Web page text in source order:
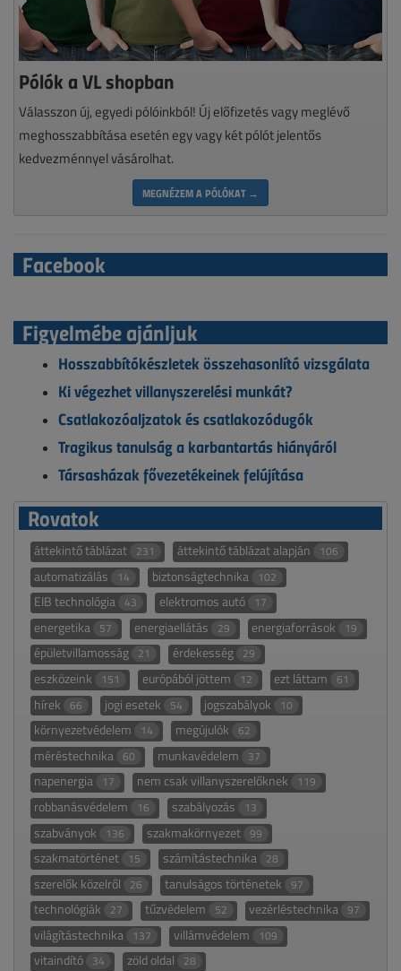
Pólók a VL shopban
Válasszon új, egyedi pólóinkból! Új előfizetés vagy meglévő
meghosszabbítása esetén egy vagy két pólót jelentős
kedvezménnyel vásárolhat.
MEGNÉZEM A PÓLÓKAT →
Facebook
Figyelmébe ajánljuk
Hosszabbítókészletek összehasonlító vizsgálata
Ki végezhet villanyszerelési munkát?
Csatlakozóaljzatok és csatlakozódugók
Tragikus tanulság a karbantartás hiányáról
Társasházak fővezetékeinek felújítása
Rovatok
áttekintő táblázat 231 áttekintő táblázat alapján 106
automatizálás 14 biztonságtechnika 102
EIB technológia 43 elektromos autó 17
energetika 57 energiaellátás 29 energiaforrások 19
épületvillamosság 21 érdekesség 29
eszközeink 151 európából jöttem 12 ezt láttam 61
hírek 66 jogi esetek 54 jogszabályok 10
környezetvédelem 14 megújulók 62
méréstechnika 60 munkavédelem 37
napenergia 17 nem csak villanyszerelőknek 119
robbanásvédelem 16 szabályozás 13
szabványok 136 szakmakörnyezet 99
szakmatörténet 15 számítástechnika 28
szerelők közelről 26 tanulságos történetek 97
technológiák 27 tűzvédelem 52 vezérléstechnika 97
világítástechnika 137 villámvédelem 109
vitaindító 34 zöld oldal 28